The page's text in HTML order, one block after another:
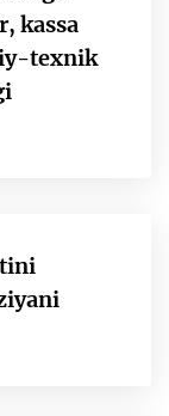
kassa
texnik